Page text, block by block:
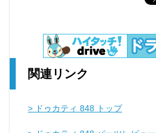
関連リンク
> ドゥカティ 848 トップ